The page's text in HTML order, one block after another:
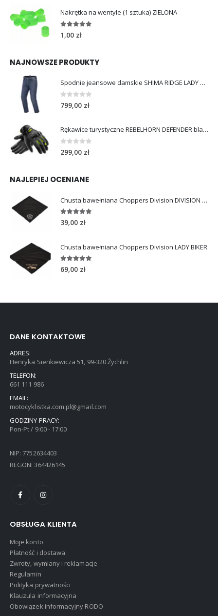
Nakrętka na wentyle (1 sztuka) ZIELONA
5.00 out of 5
1,00 zł
NAJNOWSZE PRODUKTY
Spodnie jeansowe damskie SHIMA RIDGE LADY blue
0out of 5
799,00 zł
Rękawice turystyczne REBELHORN DEFENDER black yellow fluo
0 out of 5
299,00 zł
NAJLEPIEJ OCENIANE
Chusta bawełniana Choppers Division DIVISION EAGLE
5.00out of 5
39,00 zł
Chusta bawełniana Choppers Division LADY BIKER
5.00out of 5
69,00 zł
DANE KONTAKTOWE
ADRES:
Henryka Sienkiewicza 51, 99-320 Żychlin
TELEFON:
661 111 986
EMAIL:
motocyklistka.com.pl@gmail.com
GODZINY PRACY:
Pon-Pt / 9:00 - 17:00
NIP: 7752634403
REGON: 364426145
OBSŁUGA KLIENTA
Moje konto
Płatność i dostawa
Zwroty, wymiany i reklamacje
Regulamin
Polityka prywatności
Klauzula informacyjna
Obowiązek informacyjny RODO